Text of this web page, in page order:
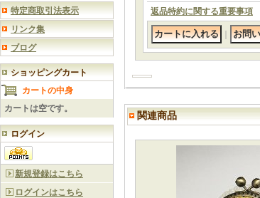
特定商取引法表示
リンク集
ブログ
ショッピングカート
カートの中身
カートは空です。
ログイン
新規登録はこちら
ログインはこちら
返品特約に関する重要事項
関連商品